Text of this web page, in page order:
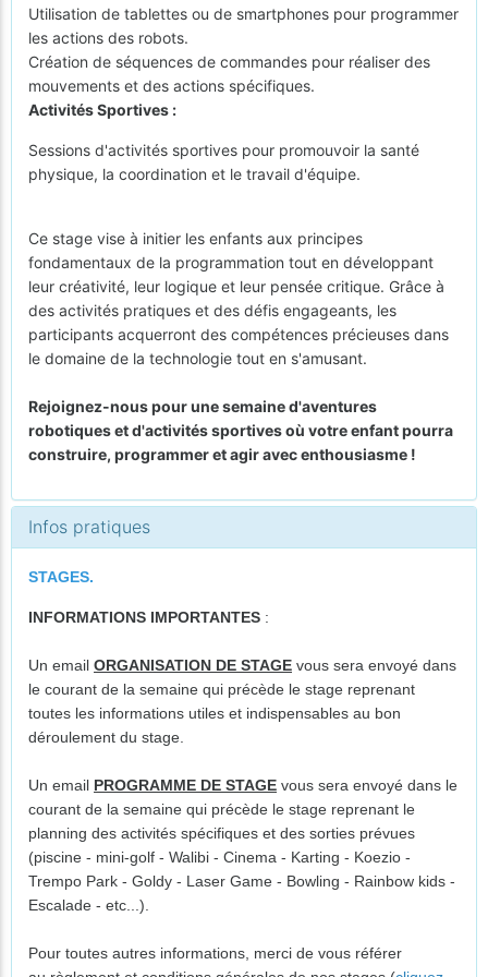
Utilisation de tablettes ou de smartphones pour programmer
les actions des robots.
Création de séquences de commandes pour réaliser des
mouvements et des actions spécifiques.
Activités Sportives :
Sessions d'activités sportives pour promouvoir la santé
physique, la coordination et le travail d'équipe.
Ce stage vise à initier les enfants aux principes
fondamentaux de la programmation tout en développant
leur créativité, leur logique et leur pensée critique. Grâce à
des activités pratiques et des défis engageants, les
participants acquerront des compétences précieuses dans
le domaine de la technologie tout en s'amusant.
Rejoignez-nous pour une semaine d'aventures
robotiques et d'activités sportives où votre enfant pourra
construire, programmer et agir avec enthousiasme !
Infos pratiques
STAGES.
INFORMATIONS IMPORTANTES :
Un email ORGANISATION DE STAGE vous sera envoyé dans
le courant de la semaine qui précède le stage reprenant
toutes les informations utiles et indispensables au bon
déroulement du stage.
Un email PROGRAMME DE STAGE vous sera envoyé dans le
courant de la semaine qui précède le stage reprenant le
planning des activités spécifiques et des sorties prévues
(piscine - mini-golf - Walibi - Cinema - Karting - Koezio -
Trempo Park - Goldy - Laser Game - Bowling - Rainbow kids -
Escalade - etc...).
Pour toutes autres informations, merci de vous référer